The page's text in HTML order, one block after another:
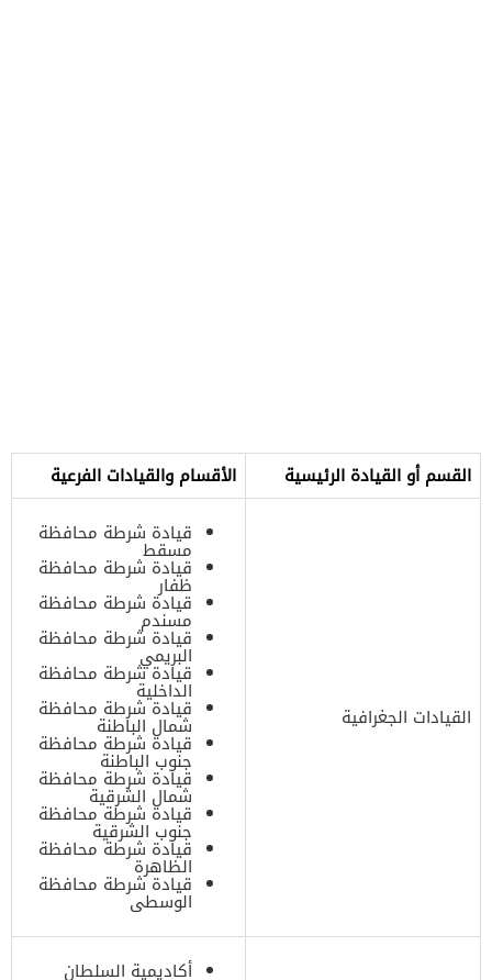
القسم أو القيادة الرئيسية الأقسام والقيادات الفرعية
القيادات الجغرافية
قيادة شرطة محافظة
مسقط
قيادة شرطة محافظة
ظفار
قيادة شرطة محافظة
مسندم
قيادة شرطة محافظة
البريمي
قيادة شرطة محافظة
الداخلية
قيادة شرطة محافظة
شمال الباطنة
قيادة شرطة محافظة
جنوب الباطنة
قيادة شرطة محافظة
شمال الشرقية
قيادة شرطة محافظة
جنوب الشرقية
قيادة شرطة محافظة
الظاهرة
قيادة شرطة محافظة
الوسطى
أكاديمية السلطان